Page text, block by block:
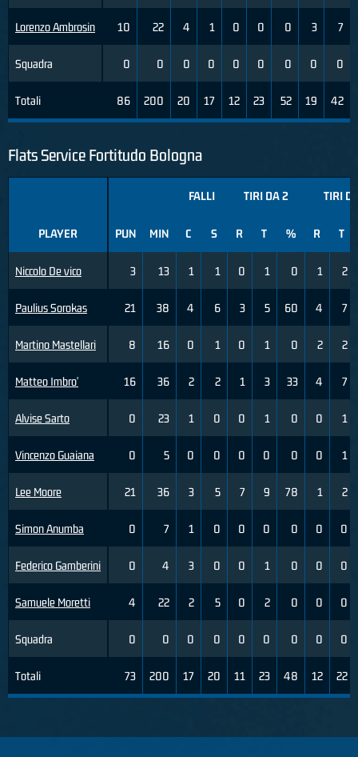
Lorenzo Ambrosin
Squadra
Totali
10 22 4 1 0 0 0 3 7
0 0 0 0 0 0 0 0 0
86 200 20 17 12 23 52 19 42
Flats Service Fortitudo Bologna
PLAYER
Niccolo De vico
Paulius Sorokas
Martino Mastellari
Matteo Imbro'
Alvise Sarto
Vincenzo Guaiana
Lee Moore
Simon Anumba
Federico Gamberini
Samuele Moretti
Squadra
Totali
FALLI TIRI DA 2 TIRI
PUN MIN C S R T % R T
3 13 1 1 0 1 0 1 2
21 38 4 6 3 5 60 4 7
8 16 0 1 0 1 0 2 2
16 36 2 2 1 3 33 4 7
0 23 1 0 0 1 0 0 1
0 5 0 0 0 0 0 0 1
21 36 3 5 7 9 78 1 2
0 7 1 0 0 0 0 0 0
0 4 3 0 0 1 0 0 0
4 22 2 5 0 2 0 0 0
0 0 0 0 0 0 0 0 0
73 200 17 20 11 23 48 12 22